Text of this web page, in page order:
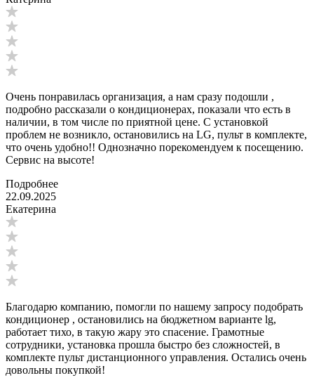
Очень понравилась организация, а нам сразу подошли ,
подробно рассказали о кондиционерах, показали что есть в
наличии, в том числе по приятной цене. С установкой
проблем не возникло, остановились на LG, пульт в комплекте,
что очень удобно!! Однозначно порекомендуем к посещению.
Сервис на высоте!
Подробнее
22.09.2025
Екатерина
Благодарю компанию, помогли по нашему запросу подобрать
кондиционер , остановились на бюджетном варианте lg,
работает тихо, в такую жару это спасение. Грамотные
сотрудники, установка прошла быстро без сложностей, в
комплекте пульт дистанционного управления. Остались очень
довольны покупкой!